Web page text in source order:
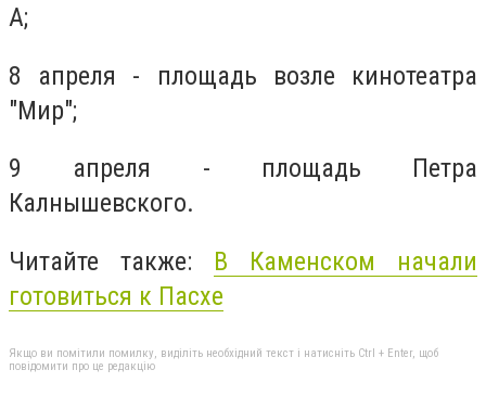
А;
8 апреля - площадь возле кинотеатра
"Мир";
9 апреля - площадь Петра
Калнышевского.
Читайте также: В Каменском начали
готовиться к Пасхе
Якщо ви помітили помилку, виділіть необхідний текст і натисніть Ctrl + Enter, щоб
повідомити про це редакцію